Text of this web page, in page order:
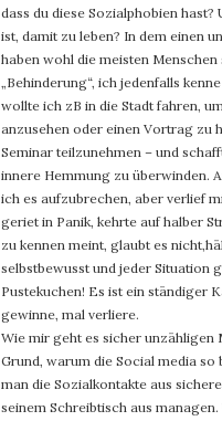
dass du diese Sozialphobien hast?
ist, damit zu leben? In dem einen
haben wohl die meisten Menschen
„Behinderung“, ich jedenfalls
wollte ich zB in die Stadt fahren,
anzusehen oder einen Vortrag zu
Seminar teilzunehmen – und
innere Hemmung zu überwinden.
ich es aufzubrechen, aber verlief
geriet in Panik, kehrte auf halber
zu kennen meint, glaubt es
selbstbewusst und jeder Situation
Pustekuchen! Es ist ein ständiger
gewinne, mal verliere.
Wie mir geht es sicher unzähligen
Grund, warum die Social media so
man die Sozialkontakte aus
seinem Schreibtisch aus managen.